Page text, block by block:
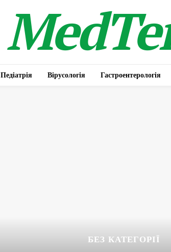
Педіатрія Вірусологія Гастроентерологія
БЕЗ КАТЕГОРІЇ